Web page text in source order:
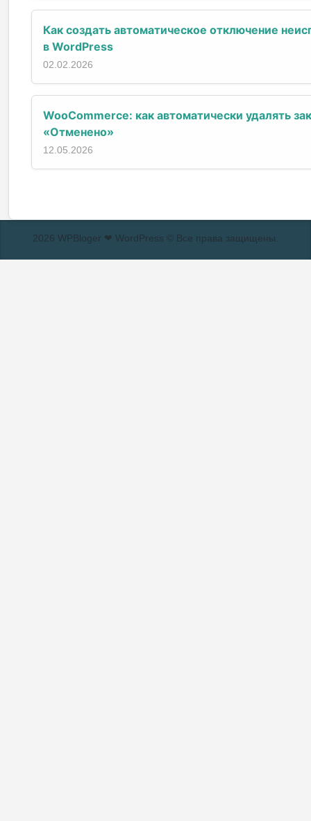
Как создать автоматическое отключение
в WordPress
02.02.2026
WooCommerce: как автоматически удалять
«Отменено»
12.05.2026
2026 WPBloger ❤ WordPress © Все права защищены.